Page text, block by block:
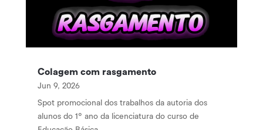
Colagem com rasgamento
Jun 9, 2026
Spot promocional dos trabalhos da autoria dos
alunos do 1º ano da licenciatura do curso de